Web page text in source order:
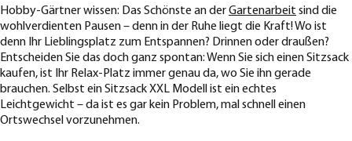
Hobby-Gärtner wissen: Das Schönste an derGartenarbeit sind die
wohlverdienten Pausen – denn in der Ruhe liegt die Kraft! Wo ist
denn Ihr Lieblingsplatz zum Entspannen? Drinnen oder draußen?
Entscheiden Sie das doch ganz spontan: Wenn Sie sich einen Sitzsack
kaufen, ist Ihr Relax-Platz immer genau da, wo Sie ihn gerade
brauchen. Selbst ein Sitzsack XXL Modell ist ein echtes
Leichtgewicht – da ist es gar kein Problem, mal schnell einen
Ortswechsel vorzunehmen.